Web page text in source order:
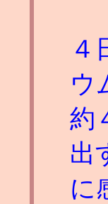
４
ウ
約
出
に